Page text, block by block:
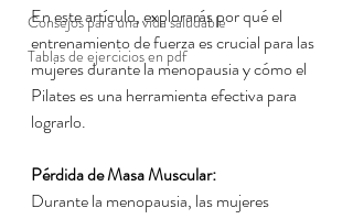
Consejos para una vida saludable
Tablas de ejercicios en pdf
En este artículo, explorarás por qué el
entrenamiento de fuerza es crucial para las
mujeres durante la menopausia y cómo el
Pilates es una herramienta efectiva para
lograrlo.
Pérdida de Masa Muscular:
Durante la menopausia, las mujeres